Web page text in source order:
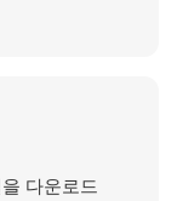
다운로드